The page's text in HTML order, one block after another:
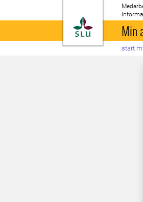
Till Min
start